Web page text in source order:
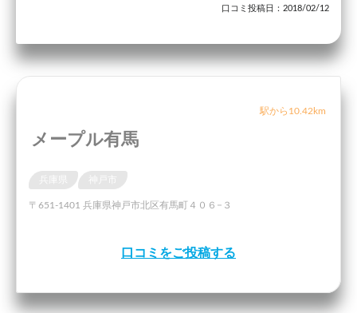
口コミ投稿日：2018/02/12
駅から10.42km
メープル有馬
〒651-1401 兵庫県神戸市北区有馬町４０６−３
口コミをご投稿する